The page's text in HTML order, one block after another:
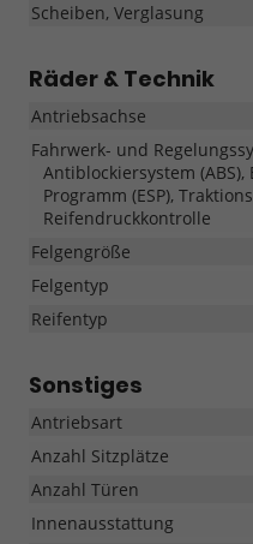
Scheiben, Verglasung
Räder & Technik
Antriebsachse
Fahrwerk- und
Antiblockiersystem
Programm (ESP),
Reifendruckkontrolle
Felgengröße
Felgentyp
Reifentyp
Sonstiges
Antriebsart
Anzahl Sitzplätze
Anzahl Türen
Innenausstattung